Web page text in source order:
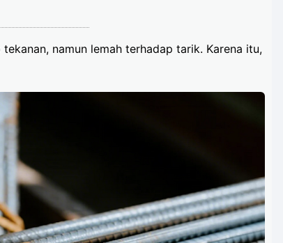
namun lemah terhadap tarik. Karena itu,